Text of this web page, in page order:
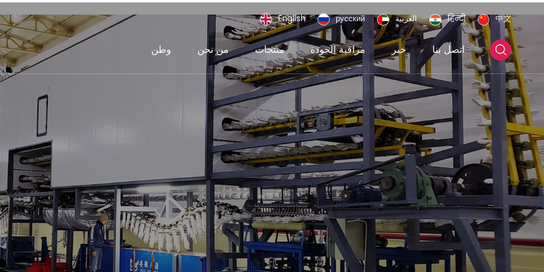
English русский العربية हिन्दी 中文
وطن من نحن منتجات مراقبة الجودة خبر اتصل بنا